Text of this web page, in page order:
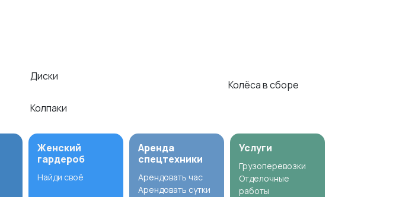
Диски
Колпаки
Колёса в сборе
Женский
гардероб
Найди своё
Аренда
спецтехники
Арендовать час
Арендовать сутки
Услуги
Грузоперевозки
Отделочные
работы